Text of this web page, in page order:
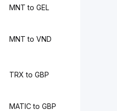
MNT to GEL
MNT to VND
TRX to GBP
MATIC to GBP